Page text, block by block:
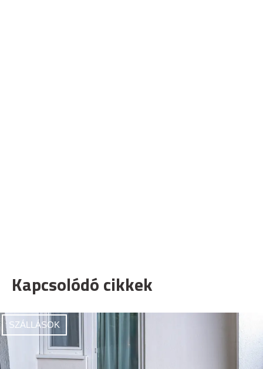
Kapcsolódó cikkek
SZÁLLÁSOK